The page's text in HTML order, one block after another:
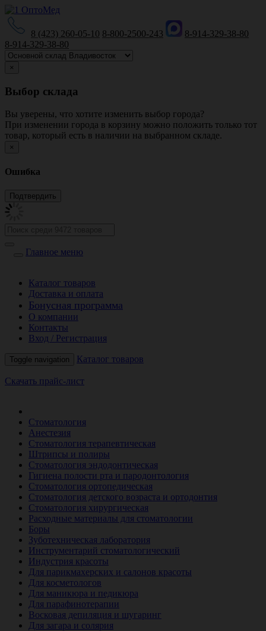
8 (423) 260-05-10 8-800-2500-243
8-914-329-38-80
8-914-329-38-80
×
Выбор склада
Вы уверены, что хотите изменить выбор города?
При изменении города в корзину можно положить только тот
товар, который есть в наличии на выбранном складе.
×
Ошибка
Главное меню
Каталог товаров
Доставка и оплата
Бонусная программа
О компании
Контакты
Вход / Регистрация
Toggle navigation Каталог товаров
Скачать прайс-лист
Стоматология
Анестезия
Стоматология терапевтическая
Штрипсы и полиры
Стоматология эндодонтическая
Гигиена полости рта и пародонтология
Стоматология ортопедическая
Стоматология детского возраста и ортодонтия
Стоматология хирургическая
Расходные материалы для стоматологии
Боры
Зуботехническая лаборатория
Инструментарий стоматологический
Индустрия красоты
Для парикмахерских и салонов красоты
Для косметологов
Для маникюра и педикюра
Для парафинотерапии
Восковая депиляция и шугаринг
Для загара и солярия